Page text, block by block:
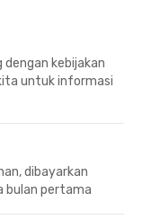
kebijakan
untuk informasi
dibayarkan
bulan pertama